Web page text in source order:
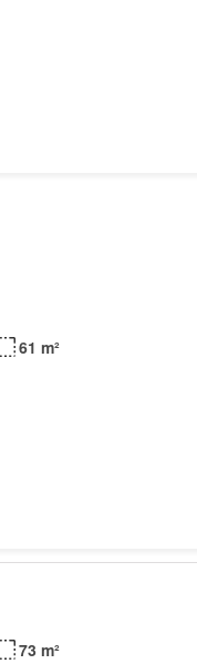
61 m²
73 m²